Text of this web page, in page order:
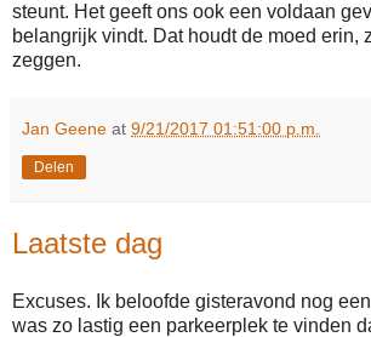
steunt. Het geeft ons ook een voldaan
belangrijk vindt. Dat houdt de moed erin,
zeggen.
Jan Geene at 9/21/2017 01:51:00 p.m.
Delen
Laatste dag
Excuses. Ik beloofde gisteravond nog
was zo lastig een parkeerplek te vinden